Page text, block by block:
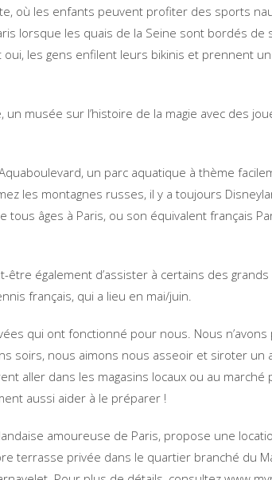
où les enfants peuvent profiter des sports
lorsque les quais de la Seine sont bordés de
les gens enfilent leurs bikinis et prennent
musée sur l’histoire de la magie avec des
un parc aquatique à thème
les montagnes russes, il y a toujours
âges à Paris, ou son équivalent français
également d’assister à certains des
français, qui a lieu en mai/juin.
qui ont fonctionné pour nous. Nous n’avons
soirs, nous aimons nous asseoir et siroter un
aller dans les magasins locaux ou au marché
aussi aider à le préparer !
amoureuse de Paris, propose une
terrasse privée dans le quartier branché du